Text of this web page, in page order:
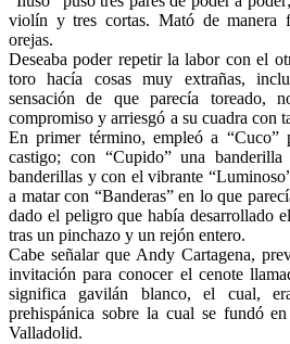
violín y tres cortas. Mató de manera
orejas.
Deseaba poder repetir la labor con el
toro hacía cosas muy extrañas,
sensación de que parecía toreado,
compromiso y arriesgó a su cuadra con
En primer término, empleó a “Cuco”
castigo; con “Cupido” una
banderillas y con el vibrante
a matar con “Banderas” en lo que
dado el peligro que había desarrollado
tras un pinchazo y un rejón entero.
Cabe señalar que Andy Cartagena,
invitación para conocer el cenote
significa gavilán blanco, el cual,
prehispánica sobre la cual se fundó
Valladolid.